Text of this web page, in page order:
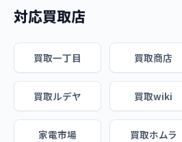
対応買取店
買取一丁目 買取商店
買取ルデヤ 買取wiki
家電市場 買取ホムラ